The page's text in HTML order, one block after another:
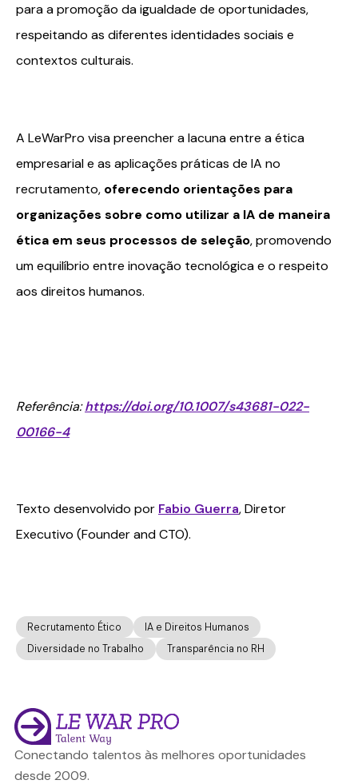
para a promoção da igualdade de oportunidades,
respeitando as diferentes identidades sociais e
contextos culturais.
A LeWarPro visa preencher a lacuna entre a ética
empresarial e as aplicações práticas de IA no
recrutamento, oferecendo orientações para
organizações sobre como utilizar a IA de maneira
ética em seus processos de seleção, promovendo
um equilíbrio entre inovação tecnológica e o respeito
aos direitos humanos.
Referência:https://doi.org/10.1007/s43681-022-
00166-4
Texto desenvolvido por Fabio Guerra, Diretor
Executivo (Founder and CTO).
Recrutamento Ético
IA e Direitos Humanos
Diversidade no Trabalho
Transparência no RH
Conectando talentos às melhores oportunidades
desde 2009.